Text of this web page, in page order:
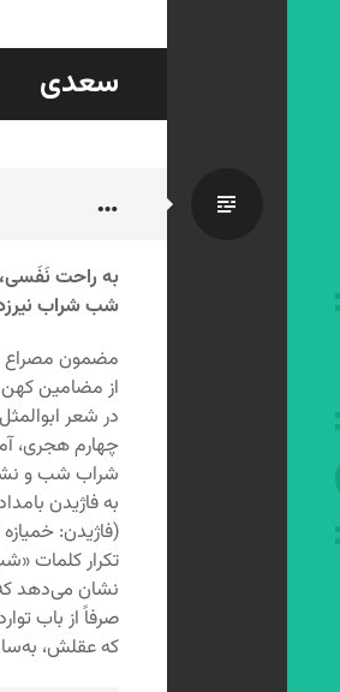
سعدی
…
استاندارد
به راحت نَفَسی،
شب شراب
مضمون مصراع
از مضامین
در شعر
چهارم هجری،
شراب شب و
به فاژیدن
(فاژیدن:
تکرار کلمات
نشان می‌دهد
صرفاً از باب
که عقلش،